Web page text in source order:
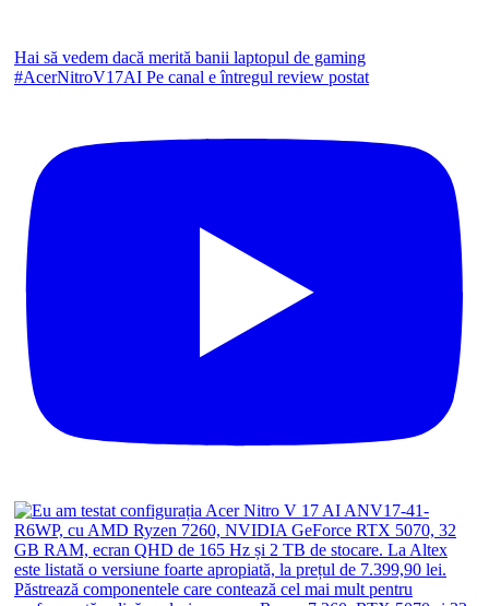
Hai să vedem dacă merită banii laptopul de gaming
#AcerNitroV17AI Pe canal e întregul review postat